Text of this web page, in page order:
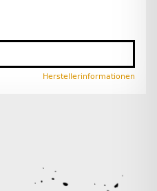
Herstellerinformationen